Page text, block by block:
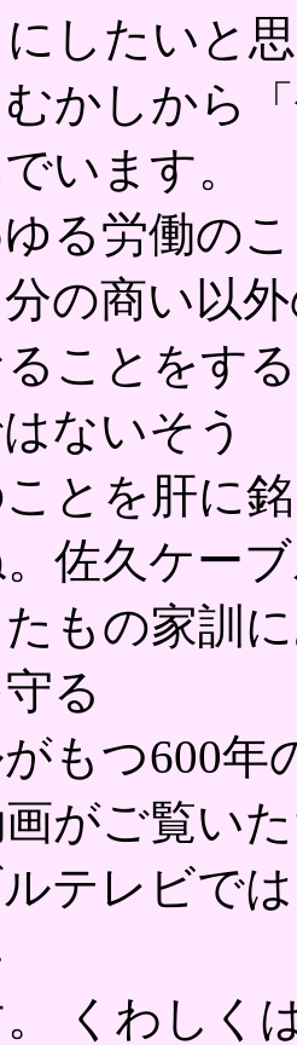
したいと
かしから
います。
る労働の
の商い以
ことをす
ないそう
とを肝に
佐久ケー
もの家訓
る
もつ600年
がご覧い
テレビで
くわしく